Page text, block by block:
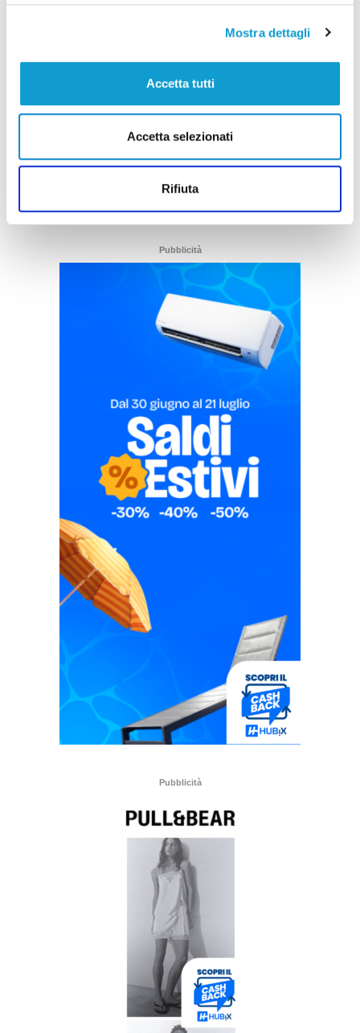
Mostra dettagli
Accetta tutti
Accetta selezionati
Rifiuta
e cambia tutto, doppietta di Faggioli
di Pier Paolo Flammini
Pubblicità
Pubblicità